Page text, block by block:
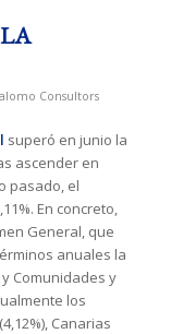
Consultors
superó en junio la
ascender en
pasado, el
En concreto,
General, que
anuales la
Comunidades y
los
Canarias